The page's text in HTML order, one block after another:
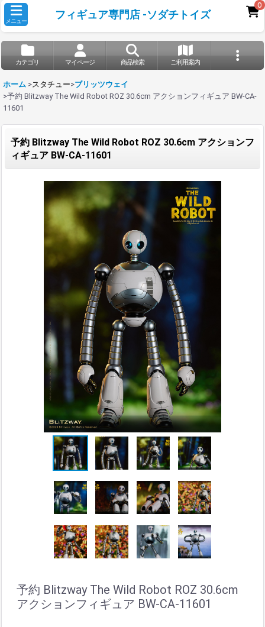
メニュー
フィギュア専門店 -ソダチトイズ
0
カテゴリ マイページ 商品検索 ご利用案内
ホーム >スタチュー>ブリッツウェイ
>予約 Blitzway The Wild Robot ROZ 30.6cm アクションフィギュア BW-CA-
11601
予約 Blitzway The Wild Robot ROZ 30.6cm アクションフ
ィギュア BW-CA-11601
予約 Blitzway The Wild Robot ROZ 30.6cm
アクションフィギュア BW-CA-11601